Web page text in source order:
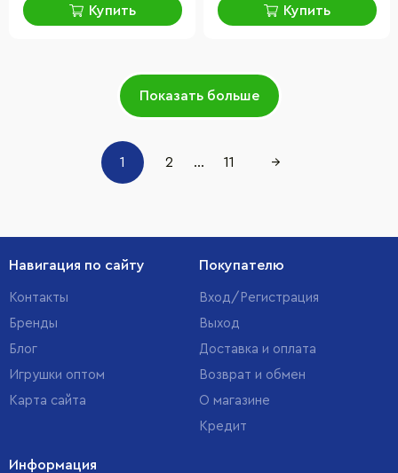
Купить Купить
Показать больше
1 2 ... 11 →
Навигация по сайту
Контакты
Бренды
Блог
Игрушки оптом
Карта сайта
Покупателю
Вход/Регистрация
Выход
Доставка и оплата
Возврат и обмен
О магазине
Кредит
Информация